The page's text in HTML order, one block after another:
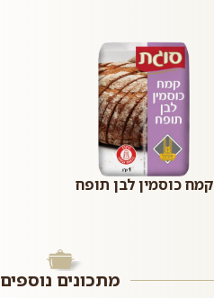
קמח כוסמין לבן תופח
מתכונים נוספים